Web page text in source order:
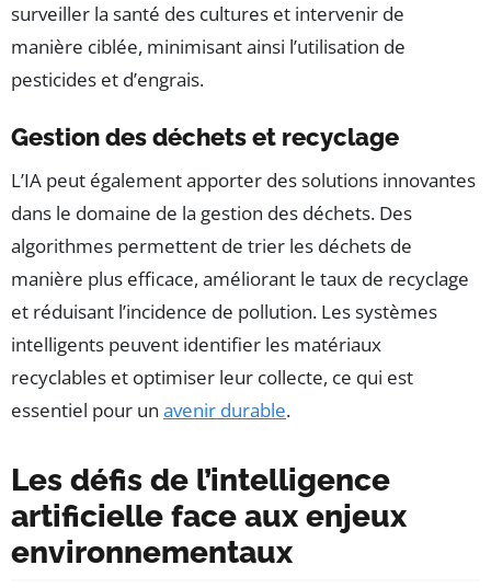
surveiller la santé des cultures et intervenir de
manière ciblée, minimisant ainsi l’utilisation de
pesticides et d’engrais.
Gestion des déchets et recyclage
L’IA peut également apporter des solutions innovantes
dans le domaine de la gestion des déchets. Des
algorithmes permettent de trier les déchets de
manière plus efficace, améliorant le taux de recyclage
et réduisant l’incidence de pollution. Les systèmes
intelligents peuvent identifier les matériaux
recyclables et optimiser leur collecte, ce qui est
essentiel pour un avenir durable.
Les défis de l’intelligence
artificielle face aux enjeux
environnementaux